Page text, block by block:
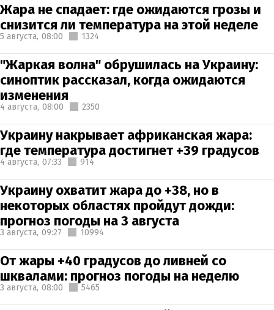
Жара не спадает: где ожидаются грозы и
снизится ли температура на этой неделе
5 августа, 08:00 1324
"Жаркая волна" обрушилась на Украину:
синоптик рассказал, когда ожидаются
изменения
4 августа, 08:00 2350
Украину накрывает африканская жара:
где температура достигнет +39 градусов
4 августа, 07:33 914
Украину охватит жара до +38, но в
некоторых областях пройдут дожди:
прогноз погоды на 3 августа
3 августа, 09:27 10994
От жары +40 градусов до ливней со
шквалами: прогноз погоды на неделю
3 августа, 08:00 5465